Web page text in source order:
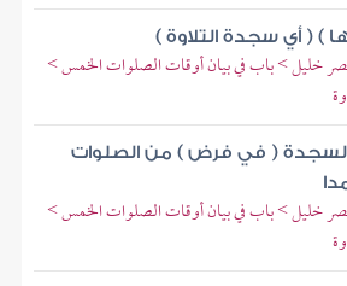
) ( أي سجدة التلاوة )
خليل > باب في بيان أوقات الصلوات الخمس >
السجدة ( في فرض ) من الصلوات
خليل > باب في بيان أوقات الصلوات الخمس >